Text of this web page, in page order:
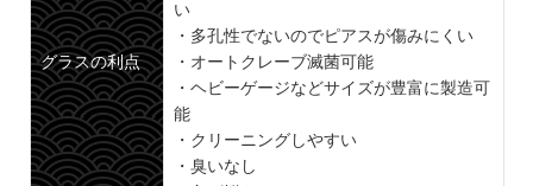
グラスの利点
い
・多孔性でないのでピアスが傷みにくい
・オートクレーブ滅菌可能
・ヘビーゲージなどサイズが豊富に製造可
能
・クリーニングしやすい
・臭いなし